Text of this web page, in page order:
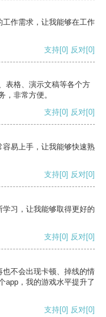
作需求，让我能够在工作
支持[0] 反对[0]
表格、演示文稿等各个方
，非常方便。
支持[0] 反对[0]
易上手，让我能够快速熟
支持[0] 反对[0]
习，让我能够取得更好的
支持[0] 反对[0]
不会出现卡顿、掉线的情
app，我的游戏水平提升了
支持[0] 反对[0]